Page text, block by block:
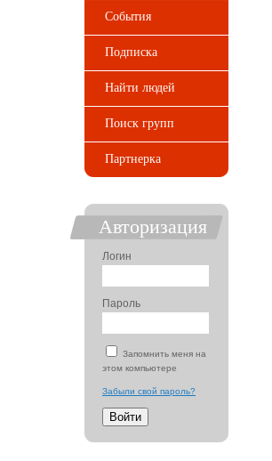
События
Подписка
Найти людей
Поиск групп
Партнерка
Авторизация
Логин
Пароль
Запомнить меня на
этом компьютере
Забыли свой пароль?